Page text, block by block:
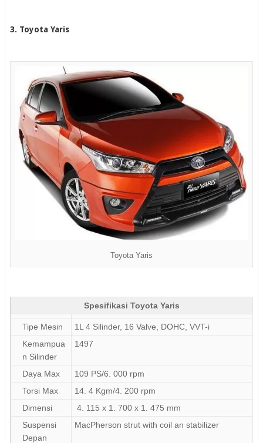
3. Toyota Yaris
Toyota Yaris
Spesifikasi Toyota Yaris
Tipe Mesin
1L 4 Silinder, 16 Valve, DOHC, VVT-i
Kemampua
n Silinder
1497
Daya Max
109 PS/6. 000 rpm
Torsi Max
14. 4 Kgm/4. 200 rpm
Dimensi
4. 115 x 1. 700 x 1. 475 mm
Suspensi
Depan
MacPherson strut with coil an stabilizer